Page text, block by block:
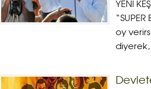
YENİ
oy
diyerek,